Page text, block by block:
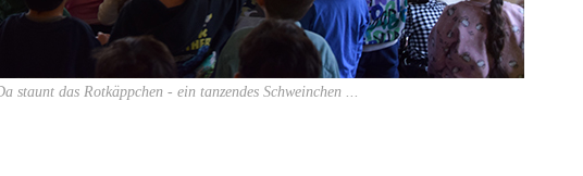
staunt das Rotkäppchen - ein tanzendes Schweinchen ...